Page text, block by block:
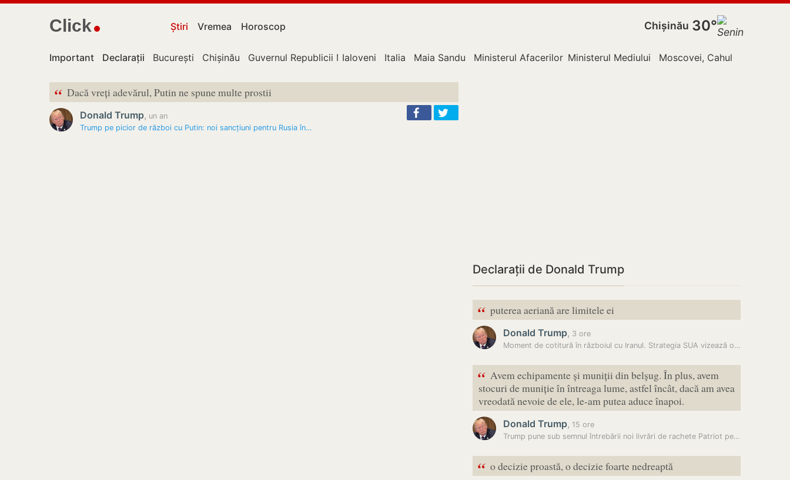
Click Știri Vremea Horoscop Chișinău 30°
Important Declarații București Chișinău Guvernul Republicii Moldova
Ialoveni Italia Maia Sandu Ministerul Afacerilor ExterneMinisterul Mediului Moscovei, Cahul
“ Dacă vreți adevărul, Putin ne spune multe prostii
Donald Trump, un an
Trump pe picior de război cu Putin: noi sancțiuni pentru Rusia în…
Declarații de Donald Trump
“ puterea aeriană are limitele ei
Donald Trump, 3 ore
Moment de cotitură în războiul cu Iranul. Strategia SUA vizează o…
“ Avem echipamente și muniții din belșug. În plus, avem
stocuri de muniție în întreaga lume, astfel încât, dacă am avea
vreodată nevoie de ele, le-am putea aduce înapoi.
Donald Trump, 15 ore
Trump pune sub semnul întrebării noi livrări de rachete Patriot pentru…
“ o decizie proastă, o decizie foarte nedreaptă